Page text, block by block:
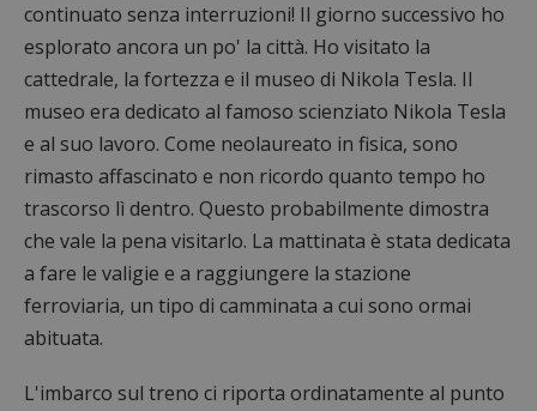
continuato senza interruzioni! Il giorno successivo ho
esplorato ancora un po' la città. Ho visitato la
cattedrale, la fortezza e il museo di Nikola Tesla. Il
museo era dedicato al famoso scienziato Nikola Tesla
e al suo lavoro. Come neolaureato in fisica, sono
rimasto affascinato e non ricordo quanto tempo ho
trascorso lì dentro. Questo probabilmente dimostra
che vale la pena visitarlo. La mattinata è stata dedicata
a fare le valigie e a raggiungere la stazione
ferroviaria, un tipo di camminata a cui sono ormai
abituata.
L'imbarco sul treno ci riporta ordinatamente al punto